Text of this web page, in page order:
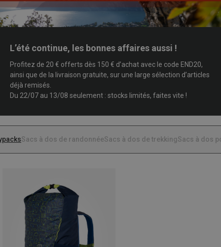
L’été continue, les bonnes affaires aussi !
Profitez de 20 € offerts dès 150 € d’achat avec le code END20,
ainsi que de la livraison gratuite, sur une large sélection d’articles
déjà remisés.
Du 22/07 au 13/08 seulement : stocks limités, faites vite !
Sacs à dos de randonnéeSacs à dos de trekkingSacs à dos